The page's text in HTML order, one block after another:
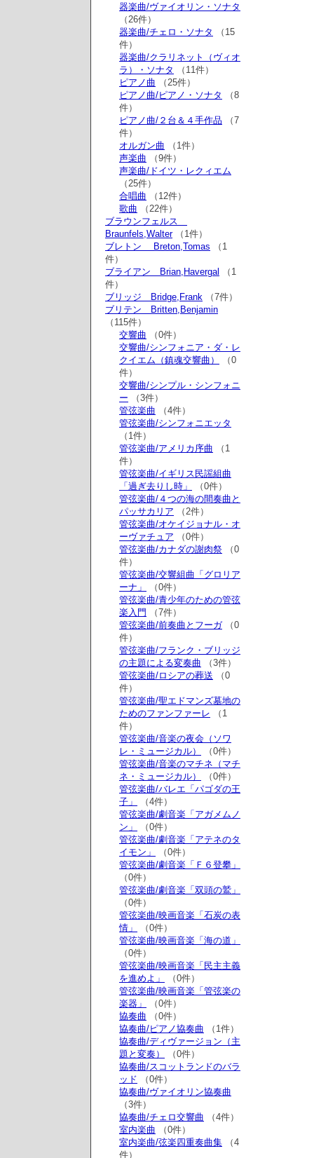
器楽曲/ヴァイオリン・ソナタ
（26件）
器楽曲/チェロ・ソナタ
（15
件）
器楽曲/クラリネット（ヴィオ
ラ）・ソナタ
（11件）
ピアノ曲 （25件）
ピアノ曲/ピアノ・ソナタ
（8
件）
ピアノ曲/２台＆４手作品 （7
件）
オルガン曲 （1件）
声楽曲 （9件）
声楽曲/ドイツ・レクィエム
（25件）
合唱曲 （12件）
歌曲 （22件）
ブラウンフェルス
Braunfels,Walter（1件）
ブレトン Breton,Tomas （1
件）
ブライアン Brian,Havergal
（1
件）
ブリッジ Bridge,Frank （7件）
ブリテン Britten,Benjamin
（115件）
交響曲 （0件）
交響曲/シンフォニア・ダ・レ
クイエム（鎮魂交響曲）
（0
件）
交響曲/シンプル・シンフォニ
ー （3件）
管弦楽曲 （4件）
管弦楽曲/シンフォニエッタ
（1件）
管弦楽曲/アメリカ序曲 （1
件）
管弦楽曲/イギリス民謡組曲
「過ぎ去りし時」
（0件）
管弦楽曲/４つの海の間奏曲と
パッサカリア （2件）
管弦楽曲/オケイジョナル・オ
ーヴァチュア （0件）
管弦楽曲/カナダの謝肉祭 （0
件）
管弦楽曲/交響組曲「グロリア
ーナ」
（0件）
管弦楽曲/青少年のための管弦
楽入門
（7件）
管弦楽曲/前奏曲とフーガ（0
件）
管弦楽曲/フランク・ブリッジ
の主題による変奏曲 （3件）
管弦楽曲/ロシアの葬送 （0
件）
管弦楽曲/聖エドマンズ墓地の
ためのファンファーレ （1
件）
管弦楽曲/音楽の夜会（ソワ
レ・ミュージカル）
（0件）
管弦楽曲/音楽のマチネ（マチ
ネ・ミュージカル）
（0件）
管弦楽曲/バレエ「パゴダの王
子」
（4件）
管弦楽曲/劇音楽「アガメムノ
ン」
（0件）
管弦楽曲/劇音楽「アテネのタ
イモン」
（0件）
管弦楽曲/劇音楽「Ｆ６登攀」
（0件）
管弦楽曲/劇音楽「双頭の鷲」
（0件）
管弦楽曲/映画音楽「石炭の表
情」
（0件）
管弦楽曲/映画音楽「海の道」
（0件）
管弦楽曲/映画音楽「民主主義
を進めよ」
（0件）
管弦楽曲/映画音楽「管弦楽の
楽器」
（0件）
協奏曲 （0件）
協奏曲/ピアノ協奏曲 （1件）
協奏曲/ディヴァージョン（主
題と変奏）
（0件）
協奏曲/スコットランドのバラ
ッド （0件）
協奏曲/ヴァイオリン協奏曲
（3件）
協奏曲/チェロ交響曲 （4件）
室内楽曲 （0件）
室内楽曲/弦楽四重奏曲集 （4
件）